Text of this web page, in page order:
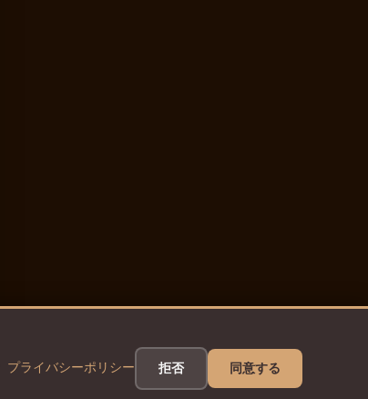
プライバシーポリシー 拒否 同意する